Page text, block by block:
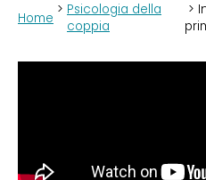
Home > Psicologia della
coppia
>